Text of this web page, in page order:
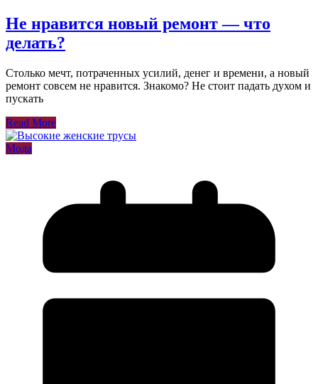
Не нравится новый ремонт — что
делать?
Столько мечт, потраченных усилий, денег и времени, а новый
ремонт совсем не нравится. Знакомо? Не стоит падать духом и
пускать
Read More
Мода